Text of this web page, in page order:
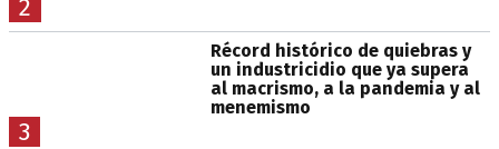
2
3
Récord histórico de quiebras y
un industricidio que ya supera
al macrismo, a la pandemia y al
menemismo